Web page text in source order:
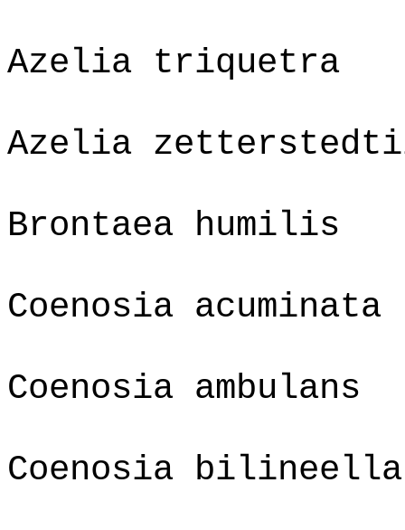
Azelia triquetra
Azelia
Brontaea humilis
Coenosia acuminata
Coenosia ambulans
Coenosia bilineella